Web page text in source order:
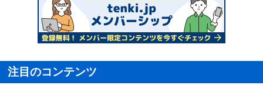
注目のコンテンツ